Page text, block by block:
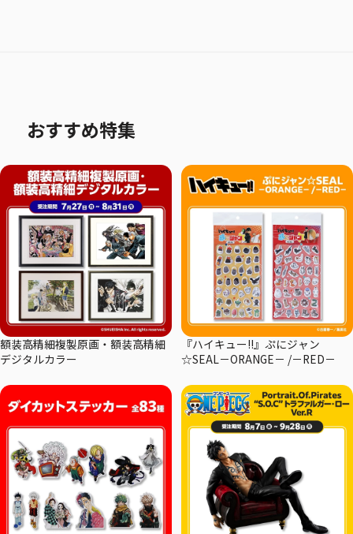
おすすめ特集
額装高精細複製原画・額装高精細
デジタルカラー
『ハイキュー!!』ぷにジャン
☆SEAL－ORANGE－ /－RED－